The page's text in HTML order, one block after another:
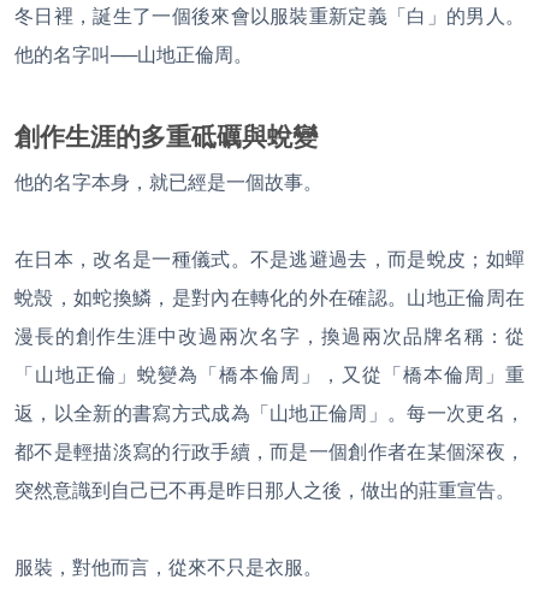
冬日裡，誕生了一個後來會以服裝重新定義「白」的男人。
他的名字叫──山地正倫周。
創作生涯的多重砥礪與蛻變
他的名字本身，就已經是一個故事。
在日本，改名是一種儀式。不是逃避過去，而是蛻皮；如蟬
蛻殼，如蛇換鱗，是對內在轉化的外在確認。山地正倫周在
漫長的創作生涯中改過兩次名字，換過兩次品牌名稱：從
「山地正倫」蛻變為「橋本倫周」，又從「橋本倫周」重
返，以全新的書寫方式成為「山地正倫周」。每一次更名，
都不是輕描淡寫的行政手續，而是一個創作者在某個深夜，
突然意識到自己已不再是昨日那人之後，做出的莊重宣告。
服裝，對他而言，從來不只是衣服。